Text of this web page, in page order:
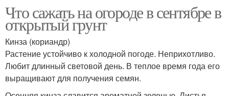
Что сажать на огороде в сентябре в
открытый грунт
Кинза (кориандр)
Растение устойчиво к холодной погоде. Неприхотливо.
Любит длинный световой день. В теплое время года его
выращивают для получения семян.